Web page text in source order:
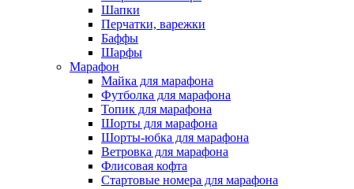
Шапки
Перчатки, варежки
Баффы
Шарфы
Марафон
Майка для марафона
Футболка для марафона
Топик для марафона
Шорты для марафона
Шорты-юбка для марафона
Ветровка для марафона
Флисовая кофта
Стартовые номера для марафона